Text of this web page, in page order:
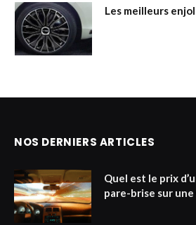
Les meilleurs
NOS DERNIERS ARTICLES
Quel est le prix
pare-brise sur une